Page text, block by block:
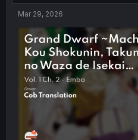
t
e
r
Mar 29, 2026